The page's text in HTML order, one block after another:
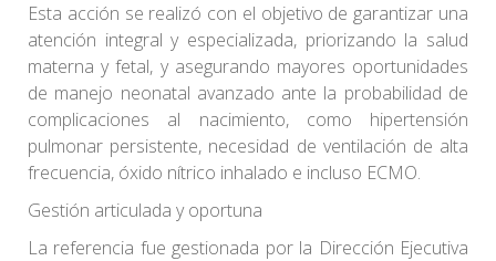
Esta acción se realizó con el objetivo de garantizar una
atención integral y especializada, priorizando la salud
materna y fetal, y asegurando mayores oportunidades
de manejo neonatal avanzado ante la probabilidad de
complicaciones al nacimiento, como hipertensión
pulmonar persistente, necesidad de ventilación de alta
frecuencia, óxido nítrico inhalado e incluso ECMO.
Gestión articulada y oportuna
La referencia fue gestionada por la Dirección Ejecutiva